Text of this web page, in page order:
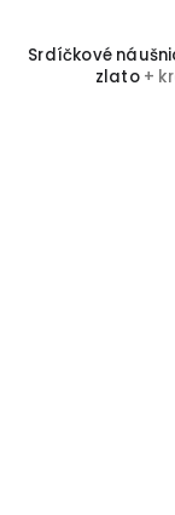
Srdíčkové
zlato +